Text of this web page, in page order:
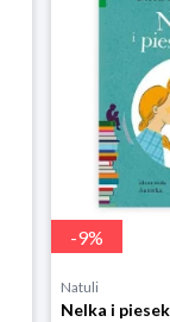
-9%
Natuli